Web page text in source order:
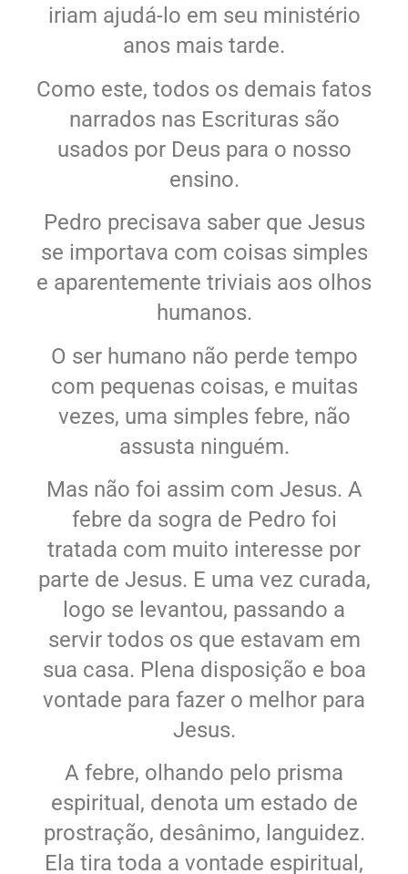
iriam ajudá-lo em seu ministério
anos mais tarde.
Como este, todos os demais fatos
narrados nas Escrituras são
usados por Deus para o nosso
ensino.
Pedro precisava saber que Jesus
se importava com coisas simples
e aparentemente triviais aos olhos
humanos.
O ser humano não perde tempo
com pequenas coisas, e muitas
vezes, uma simples febre, não
assusta ninguém.
Mas não foi assim com Jesus. A
febre da sogra de Pedro foi
tratada com muito interesse por
parte de Jesus. E uma vez curada,
logo se levantou, passando a
servir todos os que estavam em
sua casa. Plena disposição e boa
vontade para fazer o melhor para
Jesus.
A febre, olhando pelo prisma
espiritual, denota um estado de
prostração, desânimo, languidez.
Ela tira toda a vontade espiritual,